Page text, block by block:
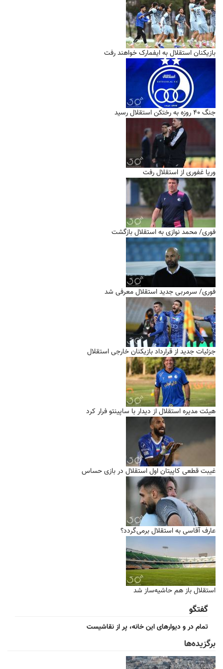
بازیکنان استقلال به ایفمارک خواهند رفت
جنگ ۴۰ روزه به رختکن استقلال رسید
وریا غفوری از استقلال رفت
فوری/ محمد نوازی به استقلال بازگشت
فوری/ سرمربی جدید استقلال معرفی شد
جزئیات جدید از قرارداد بازیکنان خارجی استقلال
هیئت مدیره استقلال از دیدار با ساپینتو فرار کرد
غیبت قطعی کاپیتان اول استقلال در بازی حساس
عارف آقاسی به استقلال برمی‌گردد؟
استقلال باز هم حاشیه‌ساز شد
گفتگو
تمام در و دیوارهای این خانه، پر از نقاشیست
برگزیده‌ها